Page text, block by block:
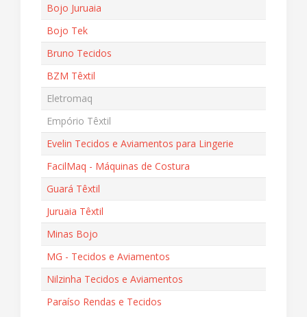
Bojo Juruaia
Bojo Tek
Bruno Tecidos
BZM Têxtil
Eletromaq
Empório Têxtil
Evelin Tecidos e Aviamentos para Lingerie
FacilMaq - Máquinas de Costura
Guará Têxtil
Juruaia Têxtil
Minas Bojo
MG - Tecidos e Aviamentos
Nilzinha Tecidos e Aviamentos
Paraíso Rendas e Tecidos